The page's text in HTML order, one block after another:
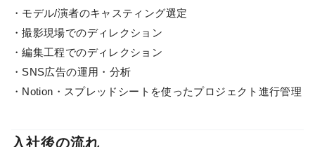
・モデル/演者のキャスティング選定
・撮影現場でのディレクション
・編集工程でのディレクション
・SNS広告の運用・分析
・Notion・スプレッドシートを使ったプロジェクト進行管理
入社後の流れ